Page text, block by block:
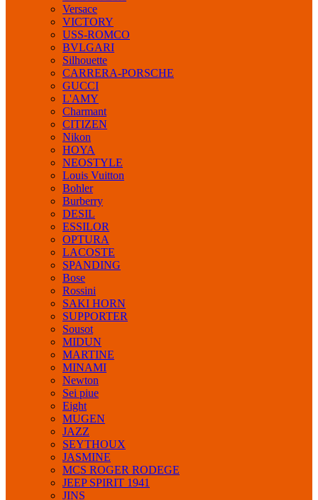
Versace
VICTORY
USS-ROMCO
BVLGARI
Silhouette
CARRERA-PORSCHE
GUCCI
L'AMY
Charmant
CITIZEN
Nikon
HOYA
NEOSTYLE
Louis Vuitton
Bohler
Burberry
DESIL
ESSILOR
OPTURA
LACOSTE
SPANDING
Bose
Rossini
SAKI HORN
SUPPORTER
Sousot
MIDUN
MARTINE
MINAMI
Newton
Sei piue
Eight
MUGEN
JAZZ
SEYTHOUX
JASMINE
MCS ROGER RODEGE
JEEP SPIRIT 1941
JINS